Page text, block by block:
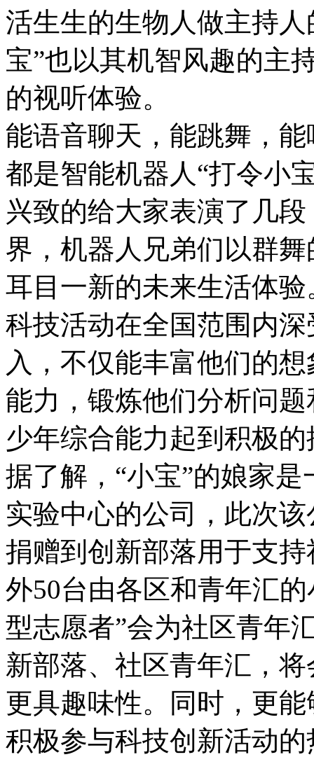
活生生的生物人做主持
宝”也以其机智风趣的主
的视听体验。
能语音聊天，能跳舞，
都是智能机器人“打令小
兴致的给大家表演了几
界，机器人兄弟们以群
耳目一新的未来生活体验
科技活动在全国范围内
入，不仅能丰富他们的
能力，锻炼他们分析问
少年综合能力起到积极
据了解，“小宝”的娘家
实验中心的公司，此次
捐赠到创新部落用于支
外50台由各区和青年汇
型志愿者”会为社区青年
新部落、社区青年汇，
更具趣味性。同时，更
积极参与科技创新活动